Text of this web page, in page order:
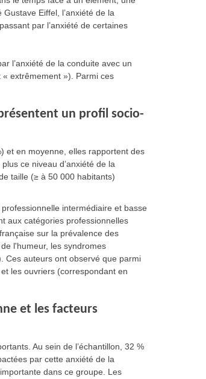
Eiffel, l’anxiété de la
par l’anxiété de certaines
l’anxiété de la conduite avec un
extrêmement »). Parmi ces
un profil socio-
et en moyenne, elles rapportent des
ce niveau d’anxiété de la
taille (≥ à 50 000 habitants)
intermédiaire et basse
aux catégories professionnelles
sur la prévalence des
l'humeur, les syndromes
Ces auteurs ont observé que parmi
les ouvriers (correspondant en
et les facteurs
Au sein de l’échantillon, 32 %
par cette anxiété de la
dans ce groupe. Les